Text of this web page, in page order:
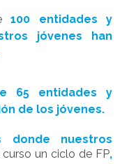
100 entidades y
jóvenes han
65 entidades y
de los jóvenes.
donde nuestros
un ciclo de FP,